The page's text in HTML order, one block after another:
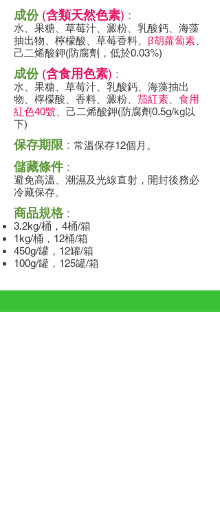
成份 (含類天然色素) :
水、果糖、草莓汁、澱粉、乳酸鈣、海藻
抽出物、檸檬酸、草莓香料、 β胡蘿蔔素
己二烯酸鉀(防腐劑，低於0.03%)
成份(含食用色素) :
水、果糖、草莓汁、乳酸鈣、海藻抽出
物、檸檬酸、香料、澱粉、 茄紅素
食用
紅色40號 、己二烯酸鉀(防腐劑0.5g/kg以
下)
保存期限 : 常溫保存12個月。
儲藏條件:
避免高溫、潮濕及光線直射，開封後務必
冷藏保存。
商品規格:
3.2kg/桶，4桶/箱
1kg/桶，12桶/箱
450g/罐，12罐/箱
100g/罐，125罐/箱